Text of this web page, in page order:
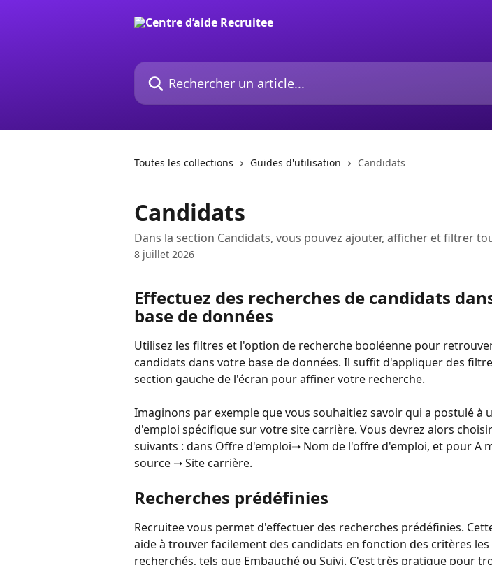
Rechercher un article...
Toutes les collections Guides d'utilisation Candidats
Candidats
Dans la section Candidats, vous pouvez ajouter, afficher et filtrer
8 juillet 2026
Effectuez des recherches de candidats
base de données
Utilisez les filtres et l'option de recherche booléenne pour
candidats dans votre base de données. Il suffit d'appliquer des
section gauche de l'écran pour affiner votre recherche.
Imaginons par exemple que vous souhaitiez savoir qui a postulé à
d'emploi spécifique sur votre site carrière. Vous devrez alors
suivants : dans Offre d'emploi➝ Nom de l'offre d'emploi, et pour A
source ➝ Site carrière.
Recherches prédéfinies
Recruitee vous permet d'effectuer des recherches prédéfinies.
aide à trouver facilement des candidats en fonction des critères les
recherchés, tels que Embauché ou Suivi. C'est très pratique pour